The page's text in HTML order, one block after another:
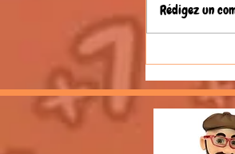
France
Rédigez un